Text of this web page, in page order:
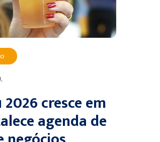
cresce em
agenda de